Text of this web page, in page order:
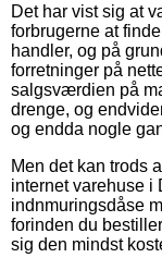
Det har vist sig at
forbrugerne at
handler, og på
forretninger på
salgsværdien på
drenge, og
og endda nogle
Men det kan trods
internet varehuse i
indnmuringsdåse
forinden du
sig den mindst